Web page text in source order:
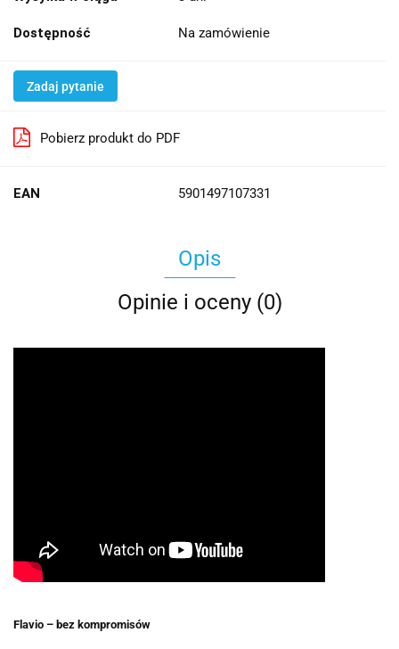
Dostępność Na zamówienie
Zadaj pytanie
Pobierz produkt do PDF
EAN 5901497107331
Opis
Opinie i oceny (0)
Flavio – bez kompromisów